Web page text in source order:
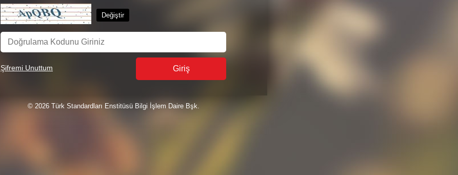
Şifremi Unuttum
© 2026Türk Standardları Enstitüsü Bilgi İşlem Daire Bşk.